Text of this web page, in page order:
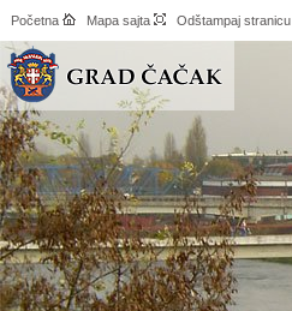
Početna Mapa sajta Odštampaj stranicu